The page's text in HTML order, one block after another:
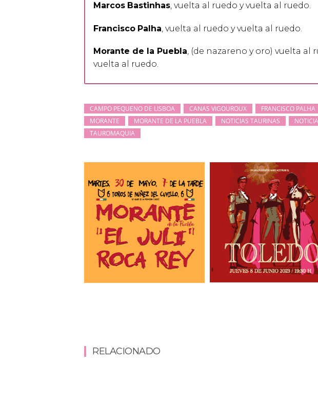
Marcos Bastinhas, vuelta al ruedo y vuelta al ruedo.
Francisco Palha , vuelta al ruedo y vuelta al ruedo.
Morante de la Puebla , (de nazareno y oro) vuelta
vuelta al ruedo.
CAMPO PEQUENO DE LISBOA CANAS VIGOUROUX FRANCISCO PALHA
MORANTE
MORANTE DE LA PUEBLA NOTICIAS TAURINAS
TAUROMAQUIA
RELACIONADO